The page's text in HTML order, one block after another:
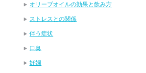
オリーブオイルの効果と飲み方
ストレスとの関係
伴う症状
口臭
妊婦